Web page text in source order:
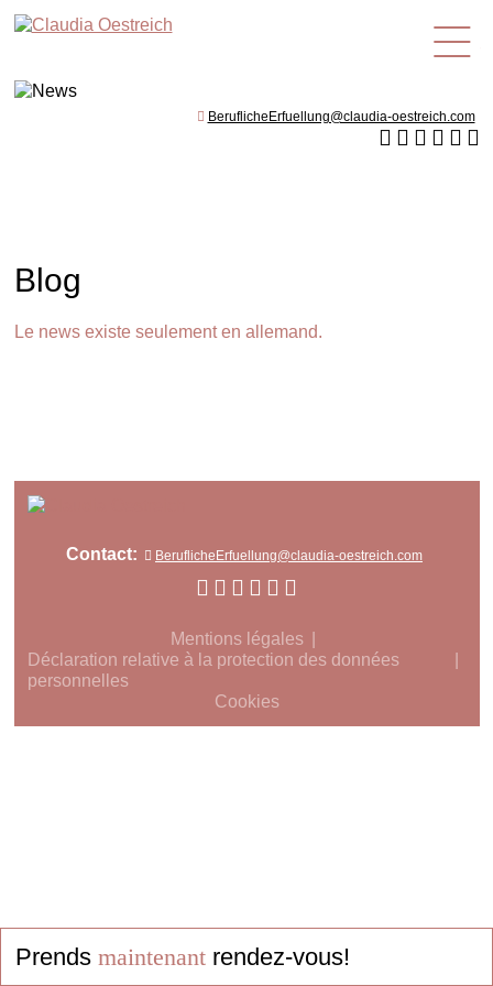
fr
BeruflicheErfuellung@claudia-oestreich.com
Blog
Le news existe seulement en allemand.
Contact: BeruflicheErfuellung@claudia-oestreich.com
Mentions légales
Déclaration relative à la protection des données
personnelles
Cookies
Prends maintenantrendez-vous!